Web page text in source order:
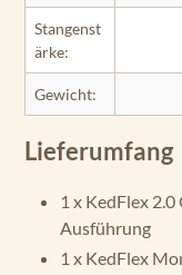
Stangenst
ärke:
Gewicht:
Lieferumfang
1 x KedFlex
Ausführung
1 x KedFlex